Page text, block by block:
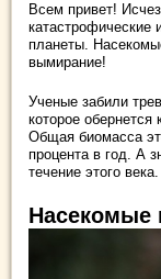
Всем привет!
катастрофические
планеты.
вымирание!
Ученые забили
которое
Общая биомасса
процента в год. А
течение этого века.
Насекомые